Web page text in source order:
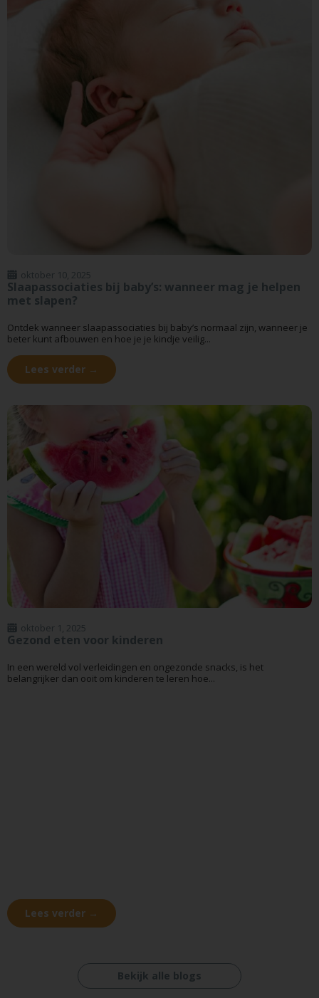
Slaapassociaties bij baby’s: wanneer mag je helpen
met slapen?
oktober 10, 2025
Ontdek wanneer slaapassociaties bij baby’s normaal zijn, wanneer je
beter kunt afbouwen en hoe je je kindje veilig...
Lees verder →
Gezond eten voor kinderen
oktober 1, 2025
In een wereld vol verleidingen en ongezonde snacks, is het
belangrijker dan ooit om kinderen te leren hoe...
Lees verder →
Bekijk alle blogs